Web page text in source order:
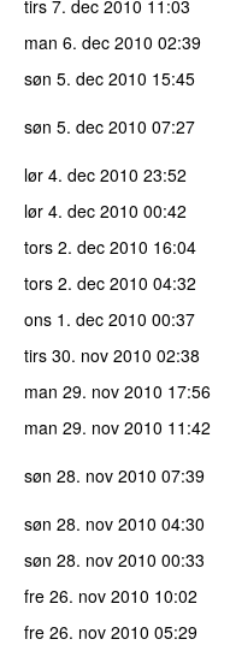
tirs 7. dec 2010 11:03
man 6. dec 2010 02:39
søn 5. dec 2010 15:45
søn 5. dec 2010 07:27
lør 4. dec 2010 23:52
lør 4. dec 2010 00:42
tors 2. dec 2010 16:04
tors 2. dec 2010 04:32
ons 1. dec 2010 00:37
tirs 30. nov 2010 02:38
man 29. nov 2010 17:56
man 29. nov 2010 11:42
søn 28. nov 2010 07:39
søn 28. nov 2010 04:30
søn 28. nov 2010 00:33
fre 26. nov 2010 10:02
fre 26. nov 2010 05:29